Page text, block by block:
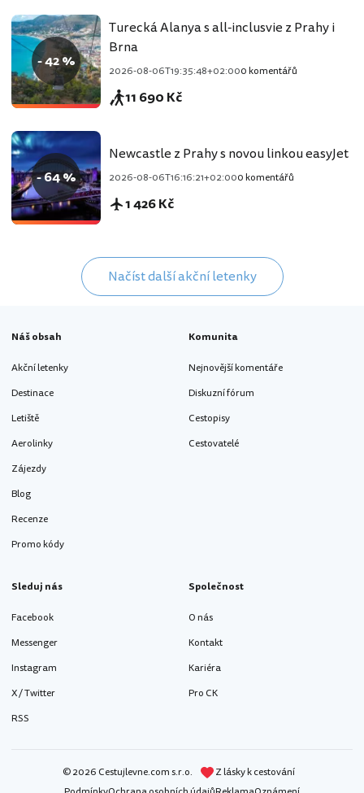
- 42 %
Turecká Alanya s all-inclusvie z Prahy i
Brna
2026-08-06T19:35:48+02:000 komentářů
11 690 Kč
- 64 %
Newcastle z Prahy s novou linkou easyJet
2026-08-06T16:16:21+02:000 komentářů
1 426 Kč
Načíst další akční letenky
Náš obsah
Akční letenky
Destinace
Letiště
Aerolinky
Zájezdy
Blog
Recenze
Promo kódy
Komunita
Nejnovější komentáře
Diskuzní fórum
Cestopisy
Cestovatelé
Sleduj nás
Facebook
Messenger
Instagram
X / Twitter
RSS
Společnost
O nás
Kontakt
Kariéra
Pro CK
© 2026 Cestujlevne.com s.r.o.
Z lásky k cestování